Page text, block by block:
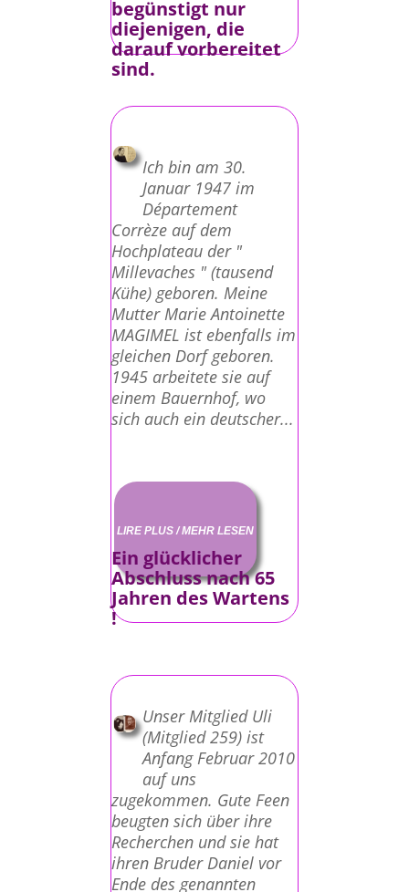
begünstigt nur
diejenigen, die
darauf vorbereitet
sind.
Ich bin am 30.
Januar 1947 im
Département
Corrèze auf dem
Hochplateau der "
Millevaches " (tausend
Kühe) geboren. Meine
Mutter Marie Antoinette
MAGIMEL ist ebenfalls im
gleichen Dorf geboren.
1945 arbeitete sie auf
einem Bauernhof, wo
sich auch ein deutscher...
LIRE PLUS / MEHR LESEN
Ein glücklicher
Abschluss nach 65
Jahren des Wartens
!
Unser Mitglied Uli
(Mitglied 259) ist
Anfang Februar 2010
auf uns
zugekommen. Gute Feen
beugten sich über ihre
Recherchen und sie hat
ihren Bruder Daniel vor
Ende des genannten